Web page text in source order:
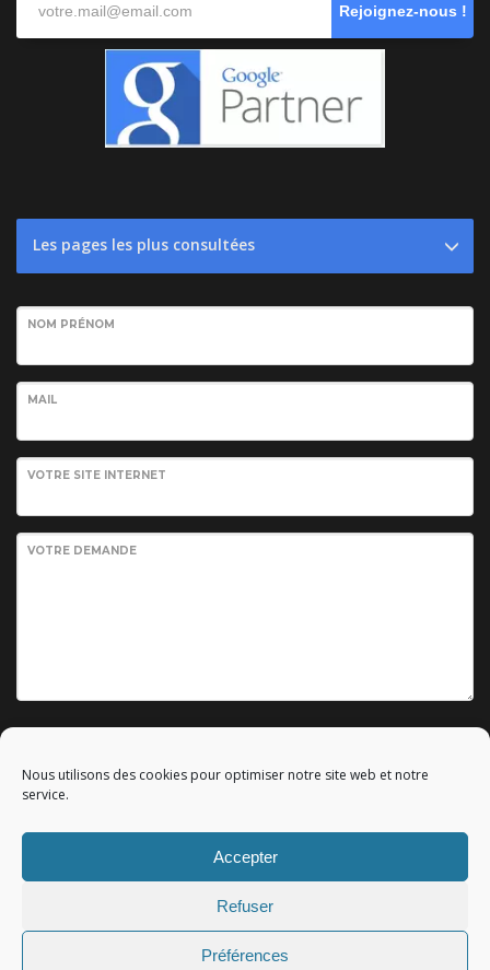
Nous utilisons des cookies pour optimiser notre site web et notre
service.
Accepter
Refuser
Préférences
Rejoignez-nous !
Les pages les plus consultées
NOM PRÉNOM
MAIL
VOTRE SITE INTERNET
VOTRE DEMANDE
Mentions légales|All rights reserved - Tous droits